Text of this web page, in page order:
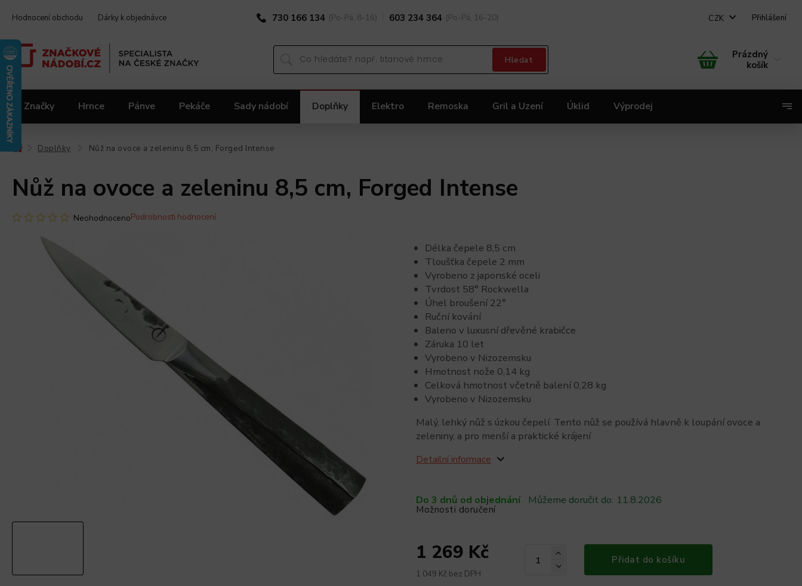
730 166 134 (Po-Pá, 8-16) 603 234 364 (Po-Pá, 16-20)
Hodnocení obchodu Dárky k objednávce CZK Přihlášení
Hledat
Prázdný
košík
Značky Hrnce Pánve Pekáče Sady nádobí Doplňky Elektro Remoska Gril a Uzení Úklid Výprodej
Doplňky Nůž na ovoce a zeleninu 8,5 cm, Forged Intense
Nůž na ovoce a zeleninu 8,5 cm, Forged Intense
NeohodnocenoPodrobnosti hodnocení
Do 3 dnů od objednání Můžeme doručit do: 11.8.2026
Možnosti doručení
1 269 Kč
1 049 Kč bez DPH
Přidat do košíku
Délka čepele 8,5 cm
Tloušťka čepele 2 mm
Vyrobeno z japonské oceli
Tvrdost 58° Rockwella
Úhel broušení 22°
Ruční kování
Baleno v luxusní dřevěné krabičce
Záruka 10 let
Vyrobeno v Nizozemsku
Hmotnost nože 0,14 kg
Celková hmotnost včetně balení 0,28 kg
Vyrobeno v Nizozemsku
Malý, lehký nůž s úzkou čepelí. Tento nůž se používá hlavně k loupání ovoce a
zeleniny, a pro menší a praktické krájení
Detailní informace